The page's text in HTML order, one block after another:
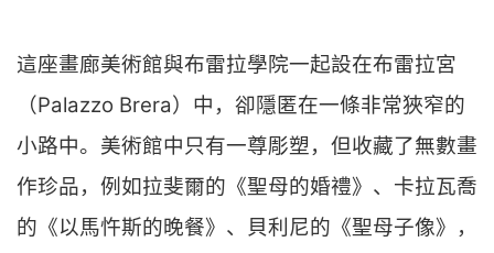
這座畫廊美術館與布雷拉學院一起設在布雷拉宮
（Palazzo Brera）中，卻隱匿在一條非常狹窄的
小路中。美術館中只有一尊彫塑，但收藏了無數畫
作珍品，例如拉斐爾的《聖母的婚禮》、卡拉瓦喬
的《以馬忤斯的晚餐》、貝利尼的《聖母子像》，